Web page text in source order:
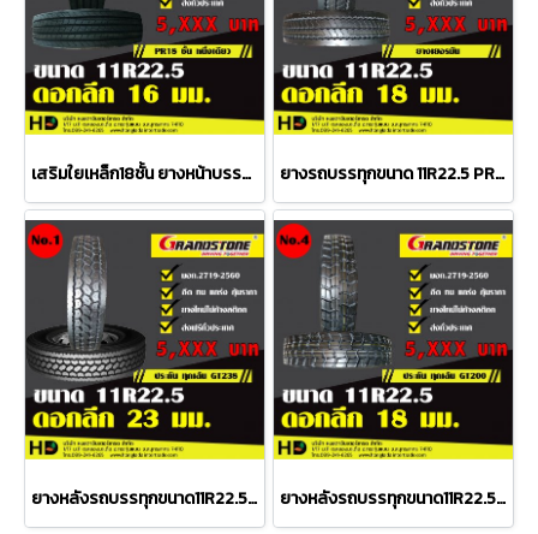
เสริมใยเหล็ก18ชั้น ยางหน้าบรรทุกขนาด11R22.5 supermeallir 18PR ดอกลึก 16มม. ยางรถบรรทุกขนาด 11R22.5 PROLOAD ดอกลึก 18 มม
ยางหลังรถบรรทุกขนาด11R22.5 GRANDSTONE 16PR GT238 ดอกลึก 23มม. ยางหลังรถบรรทุกขนาด11R22.5 GRANDSTONE 16PR GT200 ดอกลึก 18มม.